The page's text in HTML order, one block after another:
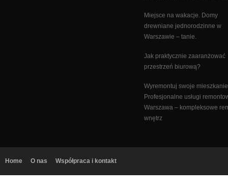
Miejsce na wakacje. Domy
drewniane jednorodzinne w
Warszawie – tanie.
Jak praktycznie zaaranżować
przestrzeń biurową?
Wyremontuj swoje
Profesjonalne usługi
Warszawa – kompleksowe
wnętrz
Home O nas Współpraca i kontakt